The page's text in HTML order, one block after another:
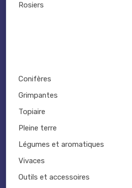
Rosiers
Conifères
Grimpantes
Topiaire
Pleine terre
Légumes et aromatiques
Vivaces
Outils et accessoires